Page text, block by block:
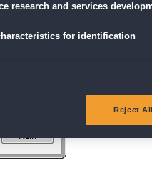
research and services
for identification
and detect fraud, and fix errors
from other data sources
Reject All